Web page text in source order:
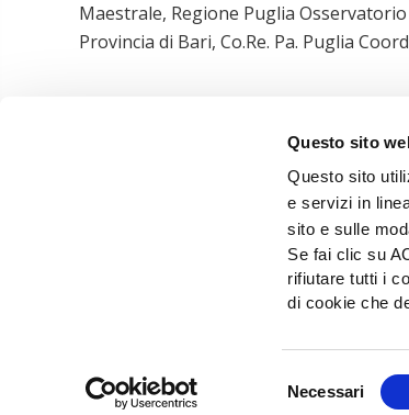
Questo sito
Questo sito
e servizi in
sito e sulle
Se fai clic su
rifiutare tutti i
di cookie che
Necessari
Maestrale, Regione Puglia
Provincia di Bari, Co.Re. Pa. Puglia
EDIZIONI L'INFORMATORE AGRARIO Srl
© 2026 Edizioni